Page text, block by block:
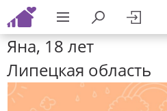
Яна, 18 лет
Липецкая область